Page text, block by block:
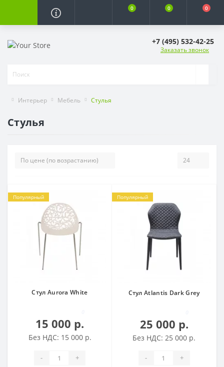
0 0 0
+7 (495) 532-42-25
Заказать звонок
Интерьер Мебель Стулья
Стулья
Популярный
Стул Aurora White
15 000 р.
Без НДС: 15 000 р.
- +
Популярный
Стул Atlantis Dark Grey
25 000 р.
Без НДС: 25 000 р.
- +